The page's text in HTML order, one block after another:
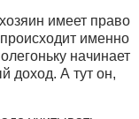
имеет право
именно
начинает
доход. А тут он,